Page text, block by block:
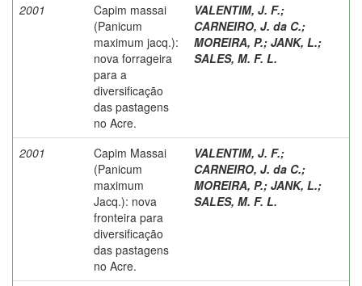
2001
Capim massai
(Panicum
maximum jacq.):
nova forrageira
para a
diversificação
das pastagens
no Acre.
VALENTIM, J. F.;
CARNEIRO, J. da C.;
MOREIRA, P.; JANK, L.;
SALES, M. F. L.
2001
Capim Massai
(Panicum
maximum
Jacq.): nova
fronteira para
diversificação
das pastagens
no Acre.
VALENTIM, J. F.;
CARNEIRO, J. da C.;
MOREIRA, P.; JANK, L.;
SALES, M. F. L.